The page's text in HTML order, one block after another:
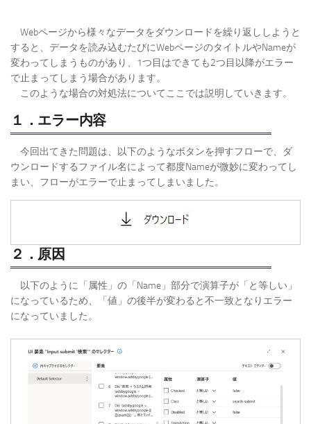
Webページから様々なデータをダウンロードを繰り返ししようと
すると、データを読み込むたびにWebページのタイトルやNameが
変わってしまうものがあり、1つ目はできても2つ目以降がエラー
で止まってしまう場合があります。
このような場合の対処法についてここでは説明していきます。
１．エラー内容
今回出てきた問題は、以下のようなボタンを押すフローで、ダ
ウンロードするファイル名によって都度Nameが微妙に変わってし
まい、フローがエラーで止まってしまいました。
２．原因
以下のように「属性」の「Name」部分で演算子が「と等しい」
になっているため、「値」の後半が変わると不一致となりエラー
になっていました。